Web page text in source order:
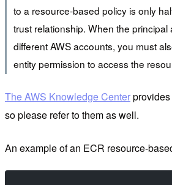
to a resource-based policy is only
trust relationship. When the
different AWS accounts, you must
entity permission to access the
The AWS Knowledge Center
so please refer to them as well.
An example of an ECR resource-